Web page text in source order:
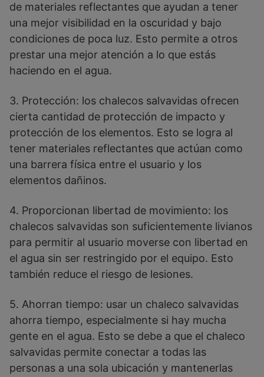
de materiales reflectantes que ayudan a tener
una mejor visibilidad en la oscuridad y bajo
condiciones de poca luz. Esto permite a otros
prestar una mejor atención a lo que estás
haciendo en el agua.
3. Protección: los chalecos salvavidas ofrecen
cierta cantidad de protección de impacto y
protección de los elementos. Esto se logra al
tener materiales reflectantes que actúan como
una barrera física entre el usuario y los
elementos dañinos.
4. Proporcionan libertad de movimiento: los
chalecos salvavidas son suficientemente livianos
para permitir al usuario moverse con libertad en
el agua sin ser restringido por el equipo. Esto
también reduce el riesgo de lesiones.
5. Ahorran tiempo: usar un chaleco salvavidas
ahorra tiempo, especialmente si hay mucha
gente en el agua. Esto se debe a que el chaleco
salvavidas permite conectar a todas las
personas a una sola ubicación y mantenerlas